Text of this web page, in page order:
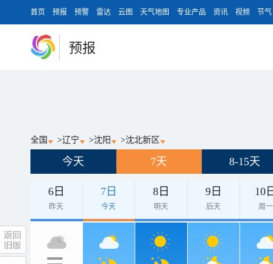
首页 预报 预警 雷达 云图 天气地图 专业产品 资讯 视频 节气
预报
全国 >辽宁 >沈阳 >沈北新区
今天 7天 8-15天
6日
昨天
7日
今天
8日
明天
9日
后天
10
周一